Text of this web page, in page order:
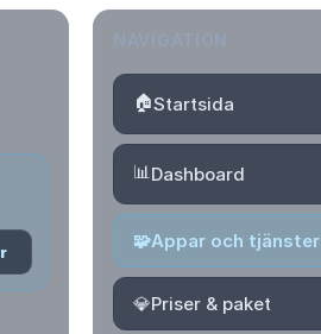
🏠Startsida
📊Dashboard
🧩Appar och tjänster
💎Priser & paket